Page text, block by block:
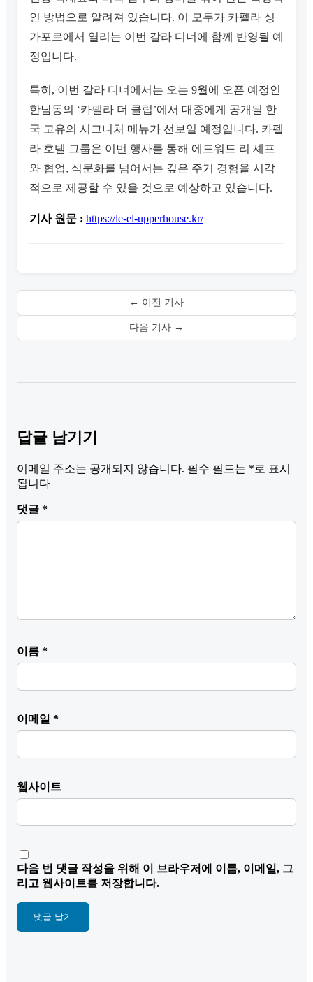
인 방법으로 알려져 있습니다. 이 모두가 카펠라 싱
가포르에서 열리는 이번 갈라 디너에 함께 반영될 예
정입니다.
특히, 이번 갈라 디너에서는 오는 9월에 오픈 예정인
한남동의 ‘카펠라 더 클럽’에서 대중에게 공개될 한
국 고유의 시그니처 메뉴가 선보일 예정입니다. 카펠
라 호텔 그룹은 이번 행사를 통해 에드워드 리 셰프
와 협업, 식문화를 넘어서는 깊은 주거 경험을 시각
적으로 제공할 수 있을 것으로 예상하고 있습니다.
기사 원문 : https://le-el-upperhouse.kr/
← 이전 기사
다음 기사 →
답글 남기기
이메일 주소는 공개되지 않습니다. 필수 필드는 *로 표시
됩니다
댓글 *
이름 *
이메일 *
웹사이트
다음 번 댓글 작성을 위해 이 브라우저에 이름, 이메일, 그
리고 웹사이트를 저장합니다.